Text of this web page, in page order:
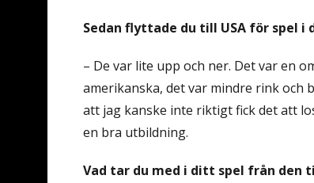
Sedan flyttade du till USA för spel
– De var lite upp och ner. Det var en
amerikanska, det var mindre rink och
att jag kanske inte riktigt fick det att
en bra utbildning.
Vad tar du med i ditt spel från den